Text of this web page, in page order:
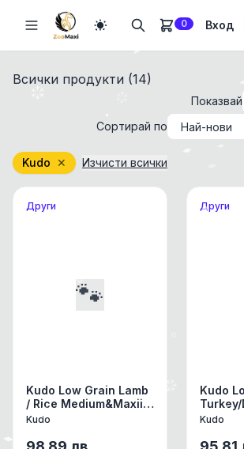
0 Вход
Всички продукти (14)
Показвай
Сортирай по
Kudo ✕ Изчисти всички
Други
🐾
Kudo Low Grain Lamb
/ Rice Medium&Maxii
Adult 12 Kg - за
породи над 1 год
Kudo
Други
Kudo
Turkey/
Maxi
до 1
Kudo